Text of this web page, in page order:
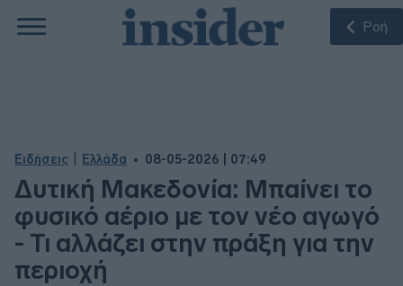
Ροή
Ειδήσεις Ελλάδα 08-05-2026 | 07:49
Δυτική Μακεδονία: Μπαίνει το
φυσικό αέριο με τον νέο αγωγό
- Τι αλλάζει στην πράξη για την
περιοχή